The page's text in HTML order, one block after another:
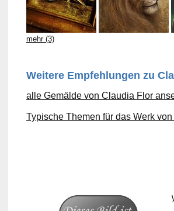
mehr (3)
Weitere Empfehlungen zu
alle Gemälde von Claudia Flor
Typische Themen für das Werk